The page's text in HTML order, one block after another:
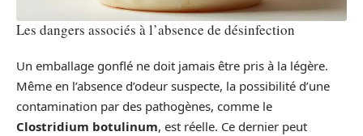
Les dangers associés à l’absence de désinfection
Un emballage gonflé ne doit jamais être pris à la légère.
Même en l’absence d’odeur suspecte, la possibilité d’une
contamination par des pathogènes, comme le
Clostridium botulinum, est réelle. Ce dernier peut